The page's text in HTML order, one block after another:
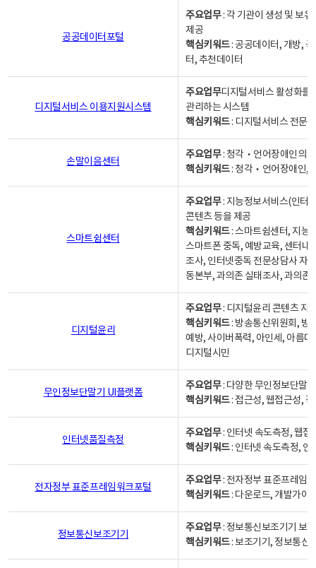
공공데이터포털
주요업무: 각 기관이 생성 및 보
제공
핵심키워드: 공공데이터, 개방,
터, 추천데이터
디지털서비스 이용지원시스템
주요업무디지털서비스 활성화를
관리하는 시스템
핵심키워드: 디지털서비스 전문
손말이음센터
주요업무: 청각‧언어장애인의
핵심키워드: 청각‧언어장애인,
스마트쉼센터
주요업무: 지능정보서비스(인터
콘텐츠 등을 제공
핵심키워드: 스마트쉼센터, 지능
스마트폰 중독, 예방교육, 센터내
조사, 인터넷중독 전문상담사 자
동본부, 과의존 실태조사, 과의존
디지털윤리
주요업무: 디지털윤리 콘텐츠 지
핵심키워드: 방송통신위원회, 방
예방, 사이버폭력, 아인세, 아름
디지털시민
무인정보단말기 UI플랫폼
주요업무: 다양한 무인정보단말
핵심키워드: 접근성, 웹접근성,
인터넷품질측정
주요업무: 인터넷 속도측정, 웹접
핵심키워드: 인터넷 속도측정, 인
전자정부 표준프레임워크포털
주요업무: 전자정부 표준프레임
핵심키워드: 다운로드, 개발가이
정보통신보조기기
주요업무: 정보통신보조기기 보
핵심키워드: 보조기기, 정보통신